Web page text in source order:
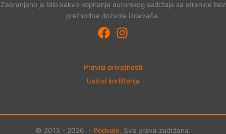
Zabranjeno je bilo kakvo kopiranje autorskog sadržaja sa stranice bez
prethodne dozvole izdavača.
Pravila privatnosti
Uslovi korištenja
© 2013 - 2026. - Podvale. Sva prava zadržana.